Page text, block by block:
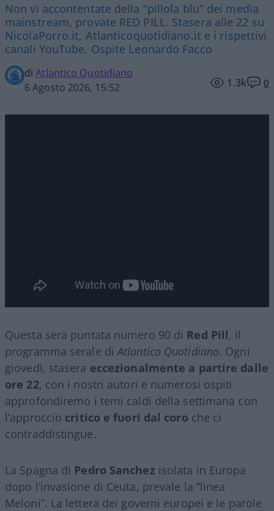
Non vi accontentate della “pillola blu” dei media
mainstream, provate RED PILL. Stasera alle 22 su
NicolaPorro.it, Atlanticoquotidiano.it e i rispettivi
canali YouTube. Ospite Leonardo Facco
diAtlantico Quotidiano
6 Agosto 2026, 15:52
1.3k 0
Questa sera puntata numero 90 di Red Pill, il
programma serale diAtlantico Quotidiano. Ogni
giovedì, stasera eccezionalmente a partire dalle
ore 22, con i nostri autori e numerosi ospiti
approfondiremo i temi caldi della settimana con
l’approccio critico e fuori dal coro che ci
contraddistingue.
La Spagna di Pedro Sanchez isolata in Europa
dopo l’invasione di Ceuta, prevale la “linea
Meloni”. La lettera dei governi europei e le parole